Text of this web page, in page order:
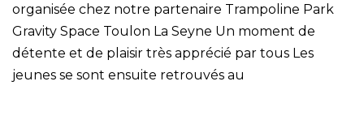
organisée chez notre partenaire Trampoline Park
Gravity Space Toulon La Seyne Un moment de
détente et de plaisir très apprécié par tous Les
jeunes se sont ensuite retrouvés au